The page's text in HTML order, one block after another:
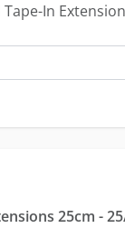
In
25cm -